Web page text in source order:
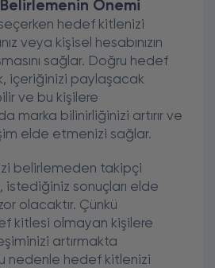
Önemi
hedef kitlenizi
veya kişisel hesabınızın
sağlar. Doğru hedef
içeriğinizi paylaşacak
ve bu kişilere
marka bilinirliğinizi artırır ve
elde etmenizi sağlar.
belirlemeden takipçi
istediğiniz sonuçları elde
olacaktır. Çünkü
kitlesi olmayan kişilere
artırmakta
nedenle hedef kitlenizi